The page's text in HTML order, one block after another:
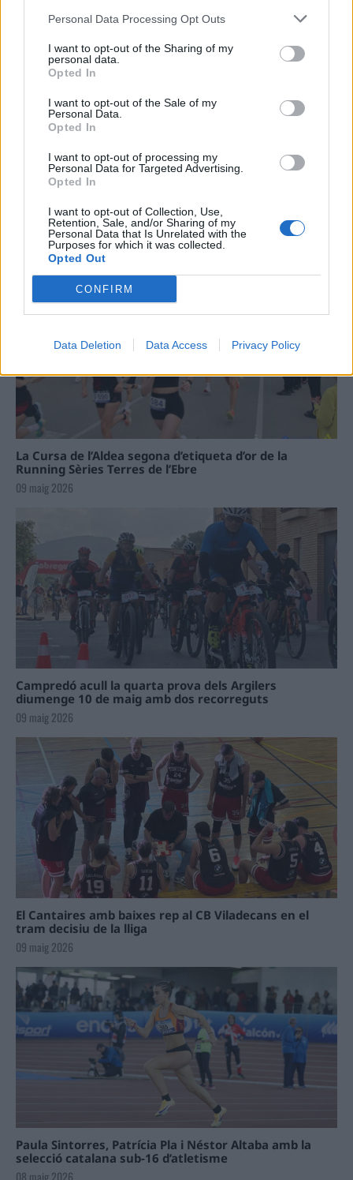
Personal Data Processing Opt Outs
I want to opt-out of the Sharing of my
personal data.
Opted In
I want to opt-out of the Sale of my
Personal Data.
Opted In
I want to opt-out of processing my
Personal Data for Targeted Advertising.
Opted In
I want to opt-out of Collection, Use,
Retention, Sale, and/or Sharing of my
Personal Data that Is Unrelated with the
Purposes for which it was collected.
Opted Out
CONFIRM
Data Deletion Data Access Privacy Policy
vincula patrimoni, turisme i
6 d'agost de 2026
enguany amb més modistes i gairebé
Carrega més
La Cursa de l’Aldea segona d’etiqueta d’or de la
Running Sèries Terres de l’Ebre
09 maig 2026
Campredó acull la quarta prova dels Argilers
diumenge 10 de maig amb dos recorreguts
09 maig 2026
El Cantaires amb baixes rep al CB Viladecans en el
tram decisiu de la lliga
09 maig 2026
Paula Sintorres, Patrícia Pla i Néstor Altaba amb la
selecció catalana sub-16 d’atletisme
08 maig 2026